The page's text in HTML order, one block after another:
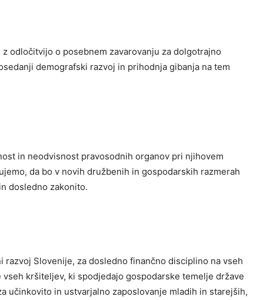
odločitvijo o posebnem zavarovanju za dolgotrajno
demografski razvoj in prihodnja gibanja na tem
in neodvisnost pravosodnih organov pri njihovem
da bo v novih družbenih in gospodarskih razmerah
dosledno zakonito.
razvoj Slovenije, za dosledno finančno disciplino na vseh
kršiteljev, ki spodjedajo gospodarske temelje države
učinkovito in ustvarjalno zaposlovanje mladih in starejših,